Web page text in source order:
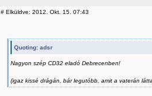
# Elküldve: 2012. Okt. 15. 07:43
Quoting: adsr
Nagyon szép CD32 eladó Debrecenben!
(igaz kissé drágán, bár legutóbb, amit a vaterán